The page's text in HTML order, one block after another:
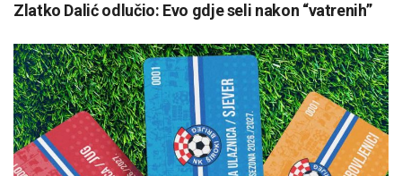
Zlatko Dalić odlučio: Evo gdje seli nakon “vatrenih”